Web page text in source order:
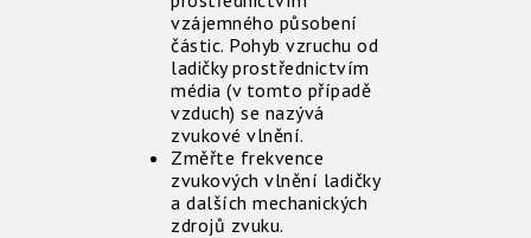
vzájemného působení
částic. Pohyb vzruchu od
ladičky prostřednictvím
média (v tomto případě
vzduch) se nazývá
zvukové vlnění.
Změřte frekvence
zvukových vlnění ladičky
a dalších mechanických
zdrojů zvuku.